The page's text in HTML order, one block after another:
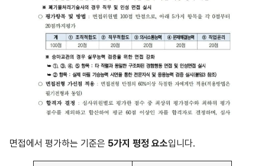
면접에서 평가하는 기준은 5가지 평정 요소입니다.